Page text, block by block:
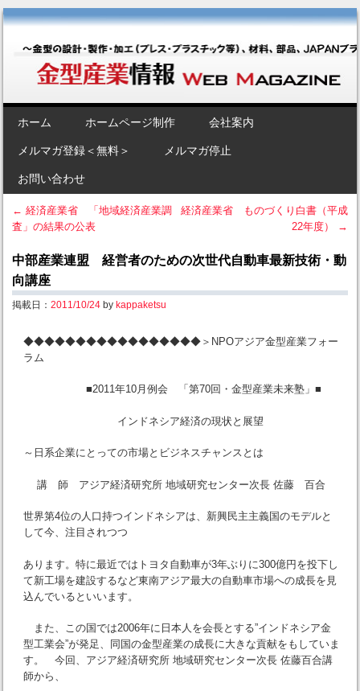
金型産業情報 [Web Magazine]
JAPANブランド“金型”のポータルサイト～
Menu
SKIP TO CONTENT
ホーム ホームページ制作 会社案内
メルマガ登録＜無料＞ メルマガ停止
お問い合わせ
Post navigation
← 経済産業省 「地域経済産業調
査」の結果の公表
経済産業省 ものづくり白書（平成
22年度）
→
中部産業連盟 経営者のための次世代自動車最新技術・動
向講座
掲載日： 2011/10/24by kappaketsu
◆◆◆◆◆◆◆◆◆◆◆◆◆◆◆◆◆＞NPOアジア金型産業フォー
ラム
■2011年10月例会 「第70回・金型産業未来塾」■
インドネシア経済の現状と展望
～日系企業にとっての市場とビジネスチャンスとは
講 師 アジア経済研究所 地域研究センター次長 佐藤 百合
世界第4位の人口持つインドネシアは、新興民主主義国のモデルと
して今、注目されつつ
あります。特に最近ではトヨタ自動車が3年ぶりに300億円を投下し
て新工場を建設するなど東南アジア最大の自動車市場への成長を見
込んでいるといいます。
また、この国では2006年に日本人を会長とする”インドネシア金
型工業会”が発足、同国の金型産業の成長に大きな貢献をもしていま
す。 今回、アジア経済研究所 地域研究センター次長 佐藤百合講
師から、